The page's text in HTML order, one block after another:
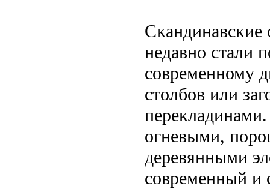
Скандинавские
недавно стали
современному
столбов или
огневыми,
деревянными
современный и